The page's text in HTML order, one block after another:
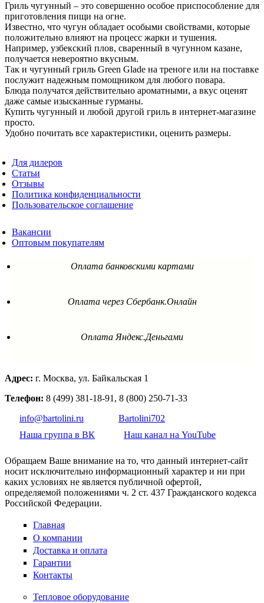
Гриль чугунный – это совершенно особое приспособление для
приготовления пищи на огне.
Известно, что чугун обладает особыми свойствами, которые
положительно влияют на процесс жарки и тушения.
Например, узбекский плов, сваренный в чугунном казане,
получается невероятно вкусным.
Так и чугунный гриль Green Glade на треноге или на поставке
послужит надежным помощником для любого повара.
Блюда получатся действительно ароматными, а вкус оценят
даже самые изысканные гурманы.
Купить чугунный и любой другой гриль в интернет-магазине
просто.
Удобно почитать все характеристики, оценить размеры.
Для дилеров
Статьи
Отзывы
Политика конфиденциальности
Пользовательское соглашение
Вакансии
Оптовым покупателям
Оплата банковскими картами
Оплата через Сбербанк.Онлайн
Оплата Яндекс.Деньгами
Адрес: г. Москва, ул. Байкальская 1
Телефон: 8 (499) 381-18-91, 8 (800) 250-71-33
info@bartolini.ru
Bartolini702
Наша группа в ВК
Наш канал на YouTube
Обращаем Ваше внимание на то, что данный интернет-сайт
носит исключительно информационный характер и ни при
каких условиях не является публичной офертой,
определяемой положениями ч. 2 ст. 437 Гражданского кодекса
Российской Федерации.
Главная
О компании
Доставка и оплата
Гарантии
Контакты
Тепловое оборудование